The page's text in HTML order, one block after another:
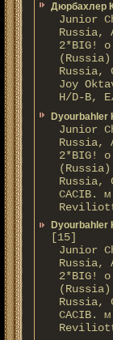
Дюрбахлер
Junior
Russia,
2*BIG!
Russia,
Joy
H/D-B,
Dyourbahler
Junior
Russia,
2*BIG!
Russia,
CACIB.
Dyourbahler
[15]
Junior
Russia,
2*BIG!
Russia,
CACIB.